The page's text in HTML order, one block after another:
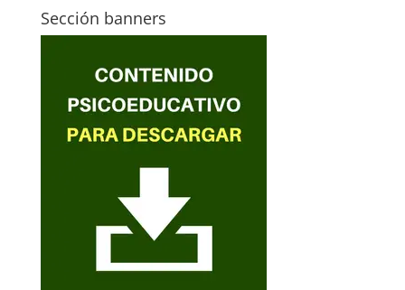
Sección banners